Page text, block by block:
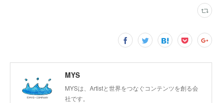
MYS
MYSは、Artistと世界をつなぐコンテンツを創る会
社です。